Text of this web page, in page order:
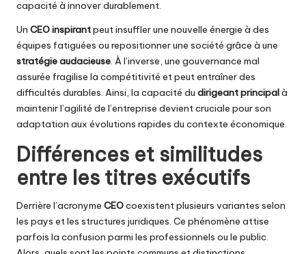
capacité à innover durablement.
Un CEO inspirantpeut insuffler une nouvelle énergie à des
équipes fatiguées ou repositionner une société grâce à une
stratégie audacieuse. À l’inverse, une gouvernance mal
assurée fragilise la compétitivité et peut entraîner des
difficultés durables. Ainsi, la capacité du dirigeant principalà
maintenir l’agilité de l’entreprise devient cruciale pour son
adaptation aux évolutions rapides du contexte économique.
Différences et similitudes
entre les titres exécutifs
Derrière l’acronyme CEOcoexistent plusieurs variantes selon
les pays et les structures juridiques. Ce phénomène attise
parfois la confusion parmi les professionnels ou le public.